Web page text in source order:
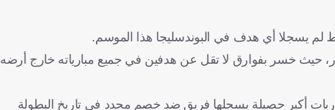
لم يسجلا أي هدف في البوندسليجا هذا الموسم.
حيث خسر بفوارق لا تقل عن هدفين في جميع مبارياته خارج أرضه
على منافسه، حيث تمثل أهدافه الـ247 في هذه المباريات أكبر حصيلة يسجلها فريق ضد خصم محدد في تاريخ البطولة